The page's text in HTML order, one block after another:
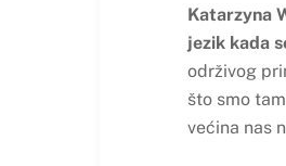
Katarzyna
jezik kada
održivog
što smo
većina nas